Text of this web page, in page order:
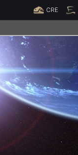
Spende jetzt!
CRE